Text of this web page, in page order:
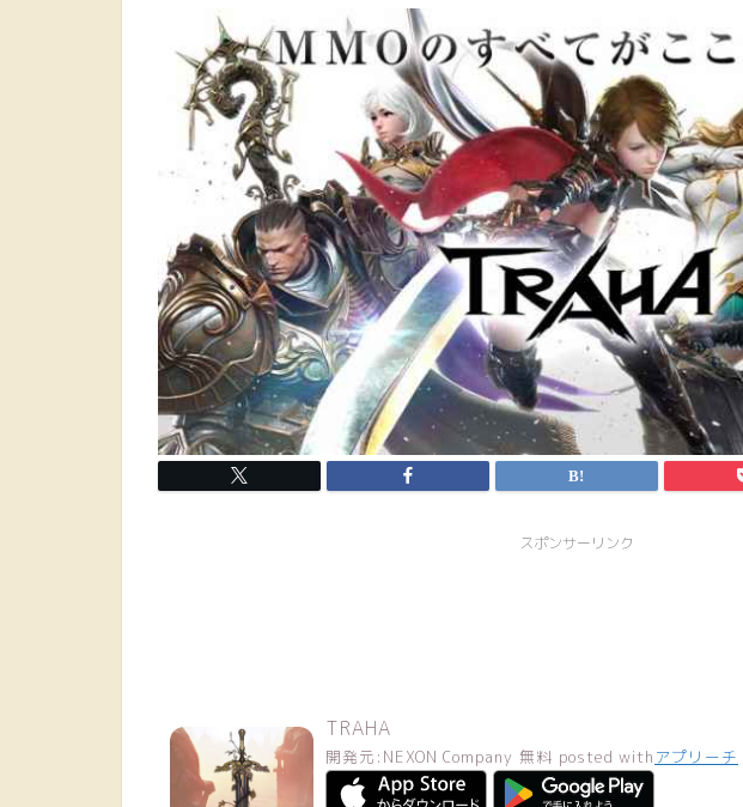
スポンサーリンク
TRAHA
開発元: NEXON Company 無料 posted with アプリーチ